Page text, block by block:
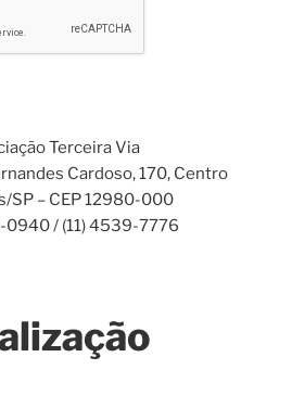
Terceira Via
Cardoso, 170, Centro
SP – CEP 12980-000
0940 / (11) 4539-7776